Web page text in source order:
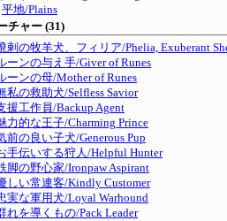
平地/Plains
チャー (31)
剌の牧羊犬、フィリア/Phelia, Exuberant
ーンの与え手/Giver of Runes
ーンの母/Mother of Runes
私の救助犬/Selfless Savior
援工作員/Backup Agent
力的な王子/Charming Prince
前の良い子犬/Generous Pup
手伝いする狩人/Helpful Hunter
脚の野心家/Ironpaw Aspirant
しい常連客/Kindly Customer
実な軍用犬/Loyal Warhound
れを導くもの/Pack Leader